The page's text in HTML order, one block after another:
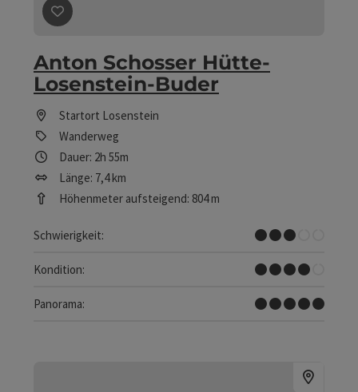
Beitrag merken
Anton Schosser Hütte-
Losenstein-Buder
Startort Losenstein
Wanderweg
Dauer: 2h 55m
Länge: 7,4 km
Höhenmeter aufsteigend: 804 m
Schwierigkeit:
Mittel
Kondition:
Schwer
Panorama:
Traumtour